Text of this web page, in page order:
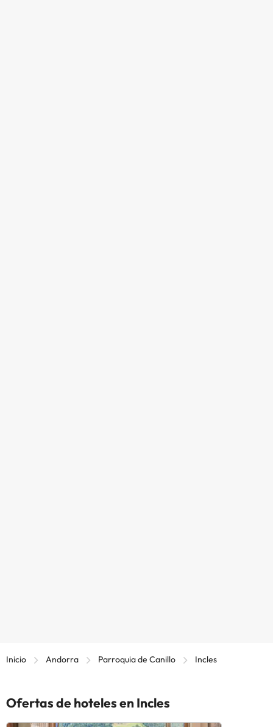
Inicio Andorra Parroquia de Canillo Incles
Ofertas de hoteles en Incles